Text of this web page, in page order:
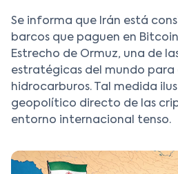
Se informa que Irán está
barcos que paguen en
Estrecho de Ormuz, una de
estratégicas del mundo
hidrocarburos. Tal medida
geopolítico directo de las
entorno internacional tenso.